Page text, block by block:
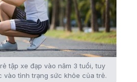
tập xe đạp vào năm 3 tuổi, tuy
vào tình trạng sức khỏe của trẻ.